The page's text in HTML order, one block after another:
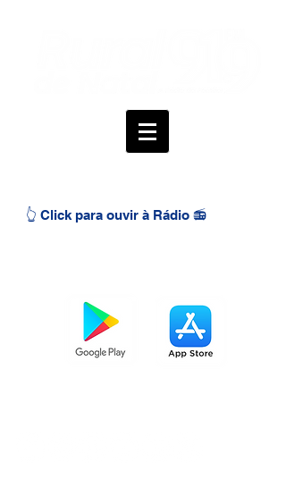
👆 Click para ouvir à Rádio 📻